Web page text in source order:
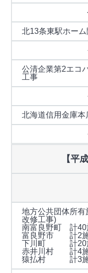
北13条東駅ホー
公清企業第2エコ
工事
北海道信用金庫
【平
地方公共団体所
改修工事)
南富良野町 計40
富良野市 計2
下川町 計20
赤井川村 計4
猿払村 計3施